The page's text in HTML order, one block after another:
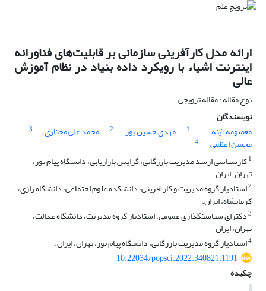
ارائه مدل کارآفرینی سازمانی بر قابلیت‌های فناورانه
اینترنت اشیاء با رویکرد داده بنیاد در نظام آموزش
عالی
نوع مقاله : مقاله ترویجی
نویسندگان
معصومه آینه
1 مهدی حسین پور 2 محمد علی مختاری 3
محسن اعظمی
4
1کارشناسی ارشد مدیریت بازرگانی، گرایش بازاریابی، دانشگاه پیام نور،
تهران، ایران
2استادیار گروه مدیریت و کارآفرینی، دانشکده علوم اجتماعی، دانشگاه رازی،
کرمانشاه، ایران.
3دکترای سیاستگذاری عمومی، استادیار گروه مدیریت، دانشگاه عدالت،
تهران، ایران
4استادیار گروه مدیریت بازرگانی، دانشگاه پیام نور، تهران، ایران.
10.22034/popsci.2022.340821.1191
چکیده